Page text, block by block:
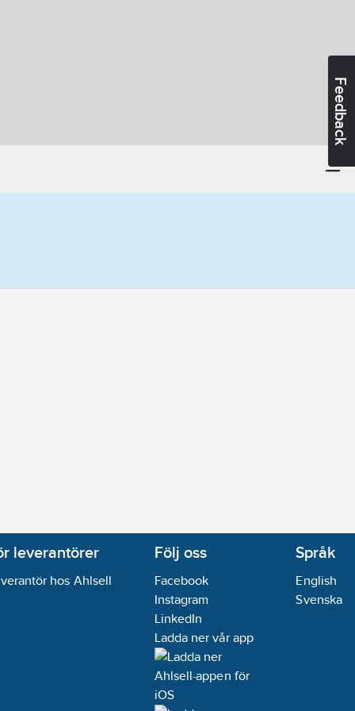
Feedback
leverantörer
hos Ahlsell
Följ oss
Facebook
Instagram
LinkedIn
Ladda ner vår app
Språk
English
Svenska